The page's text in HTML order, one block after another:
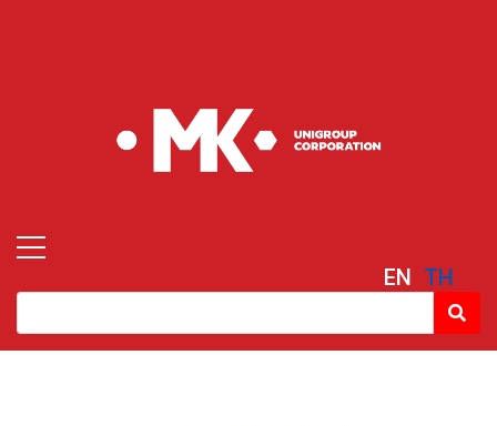
EN TH